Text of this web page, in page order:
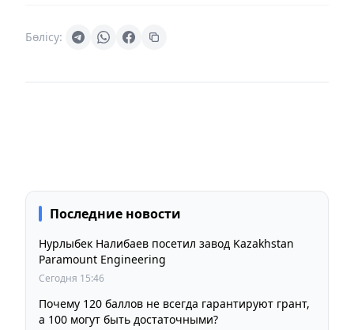
Бөлісу:
Последние новости
Нурлыбек Налибаев посетил завод Kazakhstan
Paramount Engineering
Сегодня 15:46
Почему 120 баллов не всегда гарантируют грант,
а 100 могут быть достаточными?